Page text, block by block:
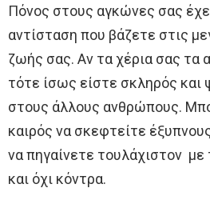
Πόνος στους αγκώνες σας
αντίσταση που βάζετε στις
ζωής σας. Αν τα χέρια σας τα
τότε ίσως είστε σκληρός και
στους άλλους ανθρώπους.
καιρός να σκεφτείτε
να πηγαίνετε τουλάχιστον
και όχι κόντρα.